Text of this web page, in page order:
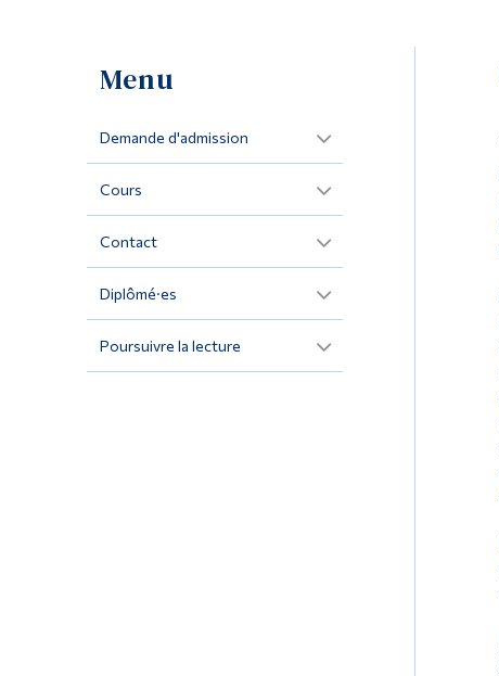
Menu
Demande d'admission
Cours
Contact
Diplômé·es
Poursuivre la lecture